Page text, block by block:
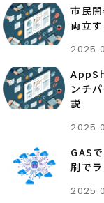
市民
両立
ンチ
説
GAS
刷で